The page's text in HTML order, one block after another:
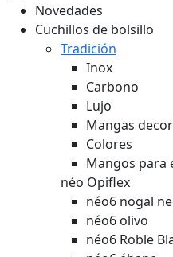
Novedades
Cuchillos de bolsillo
Tradición
Inox
Carbono
Lujo
Mangas
Colores
Mangos para
néo Opiflex
néo6 nogal
néo6 olivo
néo6 Roble